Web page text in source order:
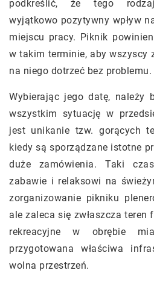
podkreślić, że tego
wyjątkowo pozytywny wpływ
miejscu pracy. Piknik
w takim terminie, aby wszyscy
na niego dotrzeć bez problemu.
Wybierając jego datę, należy
wszystkim sytuację w
jest unikanie tzw. gorących
kiedy są sporządzane istotne
duże zamówienia. Taki
zabawie i relaksowi na
zorganizowanie pikniku
ale zaleca się zwłaszcza
rekreacyjne w obrębie
przygotowana właściwa
wolna przestrzeń.